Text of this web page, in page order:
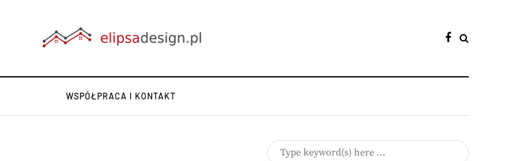
WSPÓŁPRACA I KONTAKT